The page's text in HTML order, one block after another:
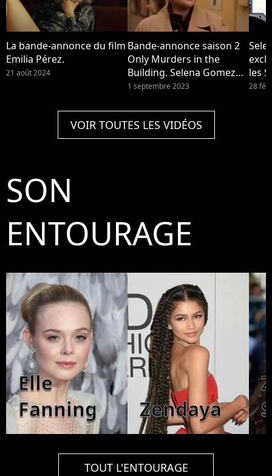
La bande-annonce du film
Emilia Pérez.
21 août 2024
Bande-annonce saison 2
Only Murders in the
Building. Selena Gomez
enfreint les règles de la
1 septembre 2023
les
28
VOIR TOUTES LES VIDÉOS
SON
ENTOURAGE
Elle
Fanning
Zendaya
TOUT L'ENTOURAGE